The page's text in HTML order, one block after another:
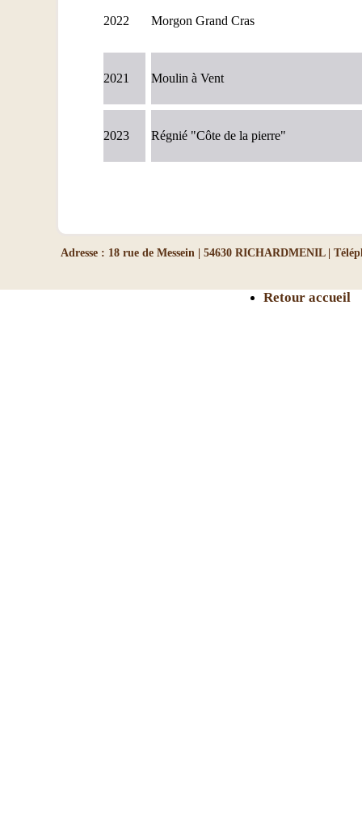
2022 Morgon Grand Cras
2021 Moulin à Vent
2023 Régnié "Côte de la pierre"
Adresse : 18 rue de Messein | 54630 RICHARDMENIL |
Retour accueil